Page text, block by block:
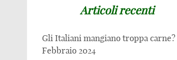
Articoli recenti
Gli Italiani mangiano troppa carne?
Febbraio 2024